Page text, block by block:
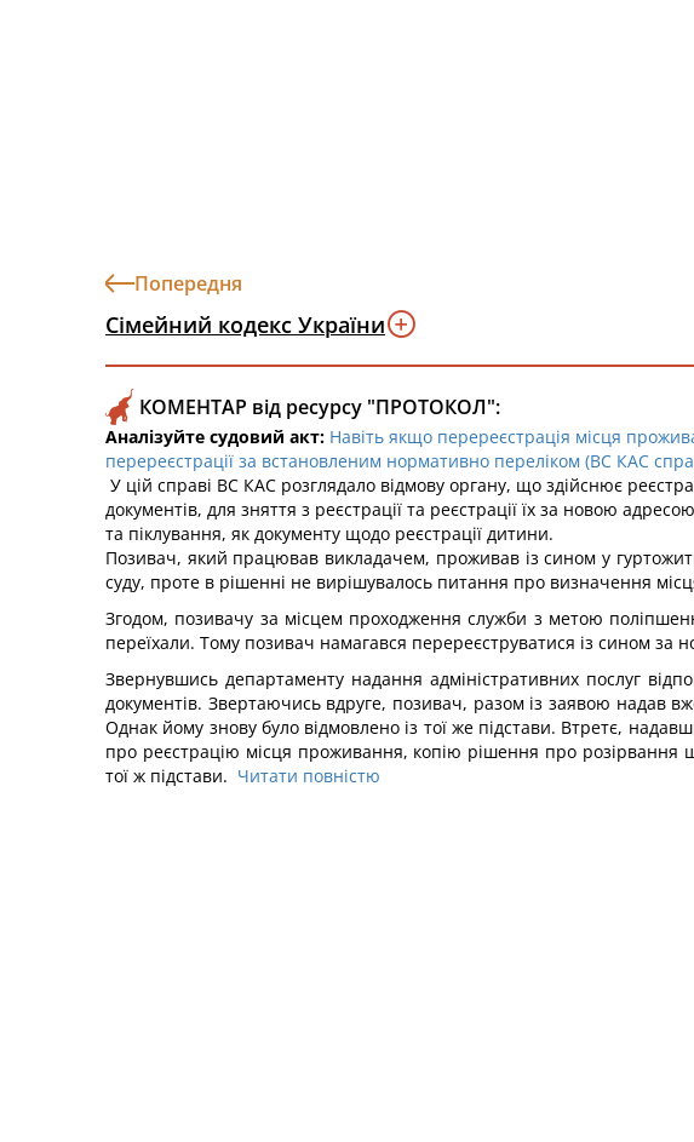
Попередня
Сімейний кодекс України
КОМЕНТАР від ресурсу "ПРОТОКОЛ":
Аналізуйте судовий акт: Навіть якщо перереєстрація місця
перереєстрації за встановленим нормативно переліком (ВС КАС
У цій справі ВС КАС розглядало відмову органу, що здійснює
документів, для зняття з реєстрації та реєстрації їх за новою
та піклування, як документу щодо реєстрації дитини.
Позивач, який працював викладачем, проживав із сином у
суду, проте в рішенні не вирішувалось питання про визначення
Згодом, позивачу за місцем проходження служби з метою
переїхали. Тому позивач намагався перереєструватися із сином за
Звернувшись департаменту надання адміністративних послуг
документів. Звертаючись вдруге, позивач, разом із заявою надав
Однак йому знову було відмовлено із тої же підстави. Втретє,
про реєстрацію місця проживання, копію рішення про розірвання
тої ж підстави. Читати повністю